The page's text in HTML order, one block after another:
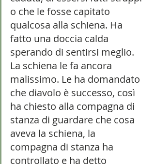
o che le fosse capitato
qualcosa alla schiena. Ha
fatto una doccia calda
sperando di sentirsi meglio.
La schiena le fa ancora
malissimo. Le ha domandato
che diavolo è successo, così
ha chiesto alla compagna di
stanza di guardare che cosa
aveva la schiena, la
compagna di stanza ha
controllato e ha detto